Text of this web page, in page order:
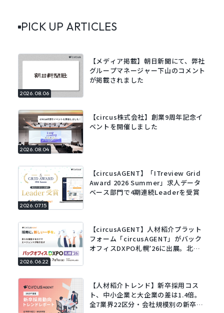
PICK UP ARTICLES
2026.08.06
【メディア掲載】朝日新聞にて、弊社
グループマネージャー下山のコメント
が掲載されました
2026.08.04
【circus株式会社】創業9周年記念イ
ベントを開催しました
2026.07.15
【circusAGENT】「ITreview Grid
Award 2026 Summer」求人データ
ベース部門で4期連続Leaderを受賞
2026.06.22
【circusAGENT】人材紹介プラット
フォーム「circusAGENT」がバック
オフィスDXPO札幌’26に出展。北海
【人材紹介トレンド】新卒採用コス
ト、中小企業と大企業の差は1.4倍。
全7業界22区分・会社規模別の新卒採